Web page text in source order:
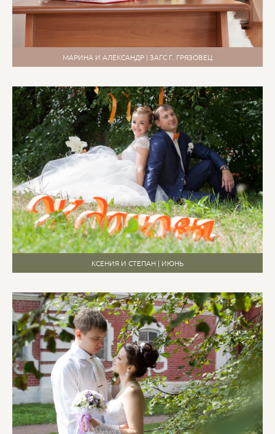
МАРИНА И АЛЕКСАНДР | ЗАГС Г. ГРЯЗОВЕЦ
КСЕНИЯ И СТЕПАН | ИЮНЬ